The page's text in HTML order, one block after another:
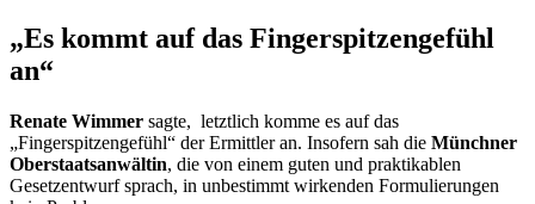
„Es kommt auf das Fingerspitzengefühl
an“
Renate Wimmer sagte, letztlich komme es auf das
„Fingerspitzengefühl“ der Ermittler an. Insofern sah die Münchner
Oberstaatsanwältin, die von einem guten und praktikablen
Gesetzentwurf sprach, in unbestimmt wirkenden Formulierungen